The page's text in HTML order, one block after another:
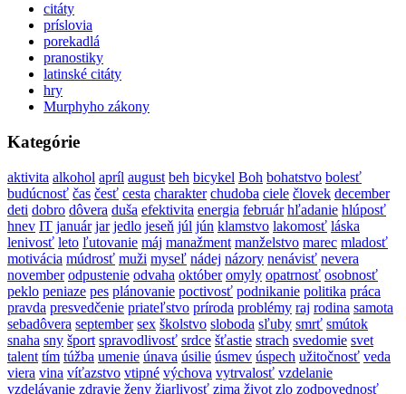
citáty
príslovia
porekadlá
pranostiky
latinské citáty
hry
Murphyho zákony
Kategórie
aktivita alkohol apríl august beh bicykel Boh bohatstvo bolesť
budúcnosť čas česť cesta charakter chudoba ciele človek december
deti dobro dôvera duša efektivita energia február hľadanie hlúposť
hnev IT január jar jedlo jeseň júl jún klamstvo lakomosť láska
lenivosť leto ľutovanie máj manažment manželstvo marec mladosť
motivácia múdrosť muži myseľ nádej názory nenávisť nevera
november odpustenie odvaha október omyly opatrnosť osobnosť
peklo peniaze pes plánovanie poctivosť podnikanie politika práca
pravda presvedčenie priateľstvo príroda problémy raj rodina samota
sebadôvera september sex školstvo sloboda sľuby smrť smútok
snaha sny šport spravodlivosť srdce šťastie strach svedomie svet
talent tím túžba umenie únava úsilie úsmev úspech užitočnosť veda
viera vina víťazstvo vtipné výchova vytrvalosť vzdelanie
vzdelávanie zdravie ženy žiarlivosť zima život zlo zodpovednosť